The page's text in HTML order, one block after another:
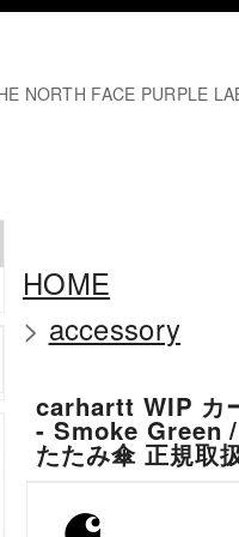
NORTH FACE PURPLE
HOME
> accessory
carhartt WIP カ
- Smoke Green
たたみ傘 正規取